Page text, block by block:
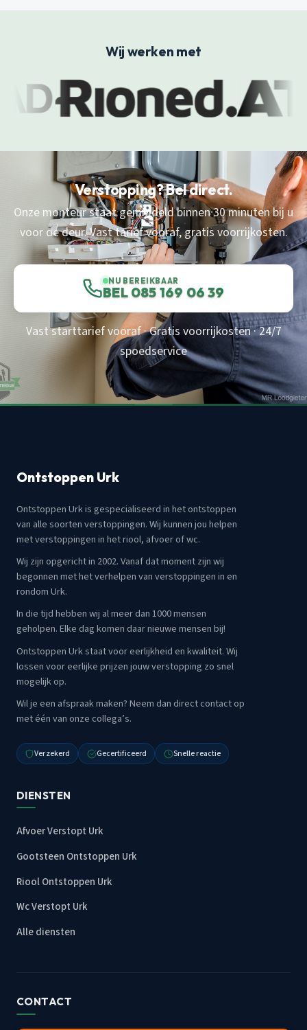
Wij werken met
Verstopping? Bel direct.
Onze monteur staat gemiddeld binnen 30 minuten bij u
voor de deur. Vast tarief vooraf, gratis voorrijkosten.
NU BEREIKBAAR
BEL 085 169 06 39
Vast starttarief vooraf · Gratis voorrijkosten · 24/7
spoedservice
Ontstoppen Urk
Ontstoppen Urk is gespecialiseerd in het ontstoppen
van alle soorten verstoppingen. Wij kunnen jou helpen
met verstoppingen in het riool, afvoer of wc.
Wij zijn opgericht in 2002. Vanaf dat moment zijn wij
begonnen met het verhelpen van verstoppingen in en
rondom Urk.
In die tijd hebben wij al meer dan 1000 mensen
geholpen. Elke dag komen daar nieuwe mensen bij!
Ontstoppen Urk staat voor eerlijkheid en kwaliteit. Wij
lossen voor eerlijke prijzen jouw verstopping zo snel
mogelijk op.
Wil je een afspraak maken? Neem dan direct contact op
met één van onze collega’s.
Verzekerd Gecertificeerd Snelle reactie
DIENSTEN
Afvoer Verstopt Urk
Gootsteen Ontstoppen Urk
Riool Ontstoppen Urk
Wc Verstopt Urk
Alle diensten
CONTACT